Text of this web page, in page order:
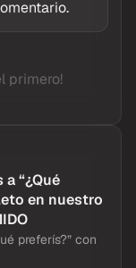
primero!
“¿Qué
en nuestro
preferís?” con